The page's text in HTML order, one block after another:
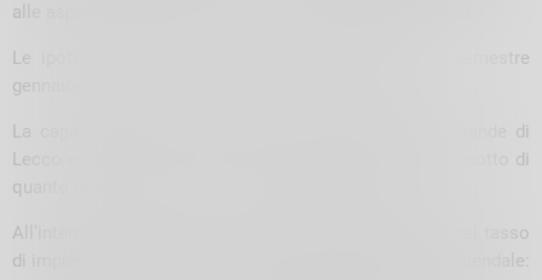
alle aspettative indicanti la conservazione dello scenario.
Le ipotesi riguardati l’evoluzione dell’attività per il semestre
gennaio-giugno 2023 indicano un aumento del +3,2%.
La capacità produttiva mediamente utilizzata dalle aziende di
Lecco e Sondrio nel semestre si attesta al 68,2%, al di sotto di
quanto registrato per la prima metà dell’anno (77,9%).
All’interno del campione sono identificabili differenze nel tasso
di impiego degli impianti sulla base della dimensione aziendale: